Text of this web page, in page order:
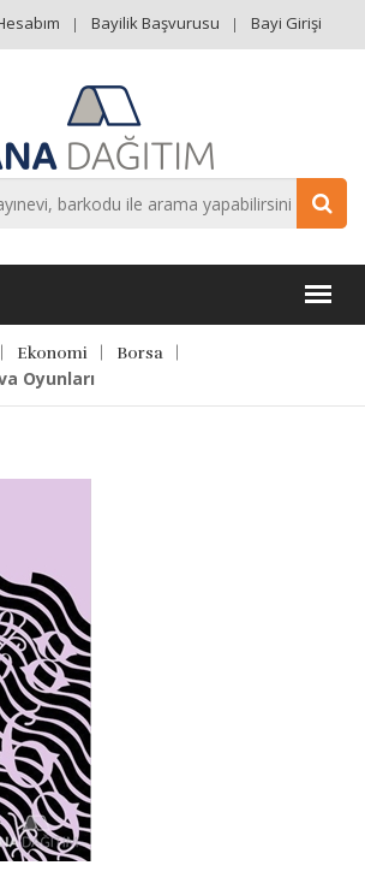
Bayilik Başvurusu Bayi Girişi
Ekonomi Borsa
Oyunları